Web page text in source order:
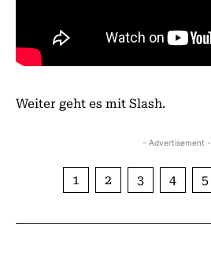
Weiter geht es mit Slash.
- Advertisement -
1 2 3 4 5